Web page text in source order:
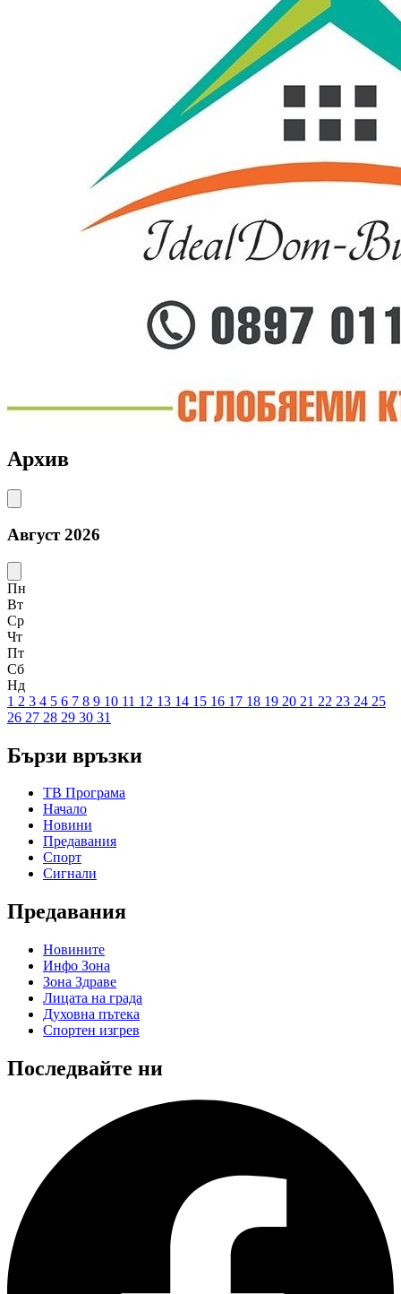
Архив
Август 2026
Пн
Вт
Ср
Чт
Пт
Сб
Нд
1 2 3 4 5 6 7 8 9 10 11 12 13 14 15 16 17 18 19 20 21 22 23 24 25
26 27 28 29 30 31
Бързи връзки
ТВ Програма
Начало
Новини
Предавания
Спорт
Сигнали
Предавания
Новините
Инфо Зона
Зона Здраве
Лицата на града
Духовна пътека
Спортен изгрев
Последвайте ни